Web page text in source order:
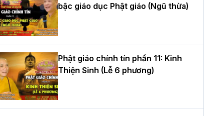
yêu thương trong ngày tu tập thứ
của Khóa sinh hoạt Phật pháp mùa
tại chùa Bằng
Thọ Lạc được suy cử làm tân
BTS GHPGVN tỉnh Nghệ An
bậc giáo dục Phật giáo (Ngũ thừa)
Phật giáo chính tín phần 11: Kinh
Thiện Sinh (Lễ 6 phương)